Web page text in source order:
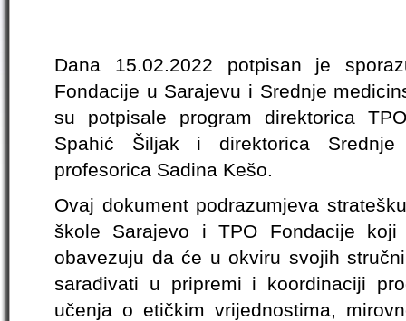
Dana 15.02.2022 potpisan je
Fondacije u Sarajevu i Srednje
su potpisale program direktorica
Spahić Šiljak i direktorica Srednje
profesorica Sadina Kešo.
Ovaj dokument podrazumjeva
škole Sarajevo i TPO Fondacije koji
obavezuju da će u okviru svojih
sarađivati u pripremi i koordinaciji
učenja o etičkim vrijednostima,